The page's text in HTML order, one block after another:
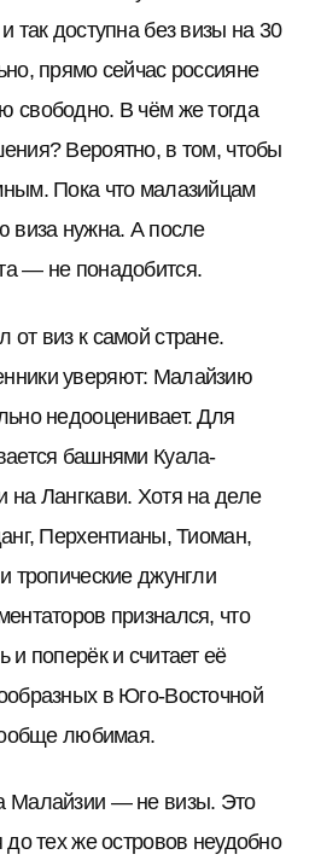
так доступна без визы на 30
прямо сейчас россияне
свободно. В чём же тогда
Вероятно, в том, чтобы
Пока что малазийцам
виза нужна. А после
— не понадобится.
виз к самой стране.
уверяют: Малайзию
недооценивает. Для
башнями Куала-
Лангкави. Хотя на деле
Перхентианы, Тиоман,
тропические джунгли
признался, что
и поперёк и считает её
в Юго-Восточной
любимая.
Малайзии — не визы. Это
до тех же островов неудобно